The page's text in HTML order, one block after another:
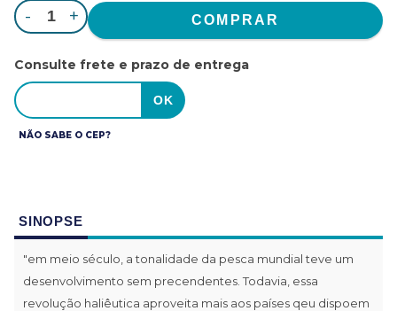
- +
Consulte frete e prazo de entrega
NÃO SABE O CEP?
SINOPSE
"em meio século, a tonalidade da pesca mundial teve um
desenvolvimento sem precendentes. Todavia, essa
revolução haliêutica aproveita mais aos países qeu dispoem